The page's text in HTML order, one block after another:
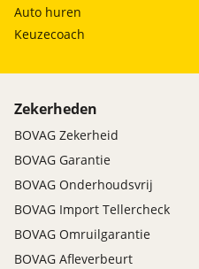
Auto huren
Keuzecoach
Zekerheden
BOVAG Zekerheid
BOVAG Garantie
BOVAG Onderhoudsvrij
BOVAG Import Tellercheck
BOVAG Omruilgarantie
BOVAG Afleverbeurt